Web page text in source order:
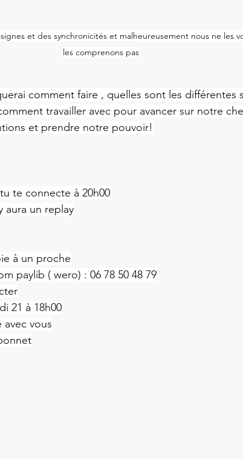
et des synchronicités et malheureusement nous ne les
les comprenons pas
comment faire , quelles sont les différentes
travailler avec pour avancer sur notre
et prendre notre pouvoir!
te connecte à 20h00
aura un replay
à un proche
paylib ( wero) : 06 78 50 48 79
21 à 18h00
avec vous